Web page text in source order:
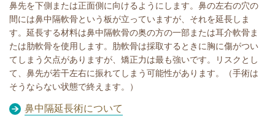
鼻先を下側または正面側に向けるようにします。鼻の左右の穴の
間には鼻中隔軟骨という板が立っていますが、それを延長しま
す。延長する材料は鼻中隔軟骨の奥の方の一部または耳介軟骨ま
たは肋軟骨を使用します。肋軟骨は採取するときに胸に傷がつい
てしまう欠点がありますが、矯正力は最も強いです。リスクとし
て、鼻先が若干左右に振れてしまう可能性があります。（手術は
そうならない状態で終えます。）
鼻中隔延長術について